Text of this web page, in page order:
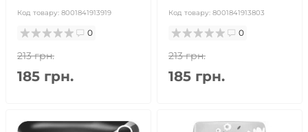
Код товару: 8001841913919
0
213 грн.
185 грн.
Код товару: 8001841913803
0
213 грн.
185 грн.